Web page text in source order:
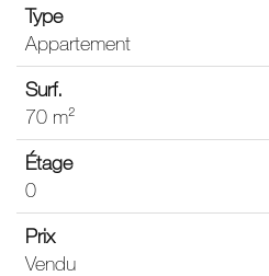
Appartement
70 m²
0
Vendu